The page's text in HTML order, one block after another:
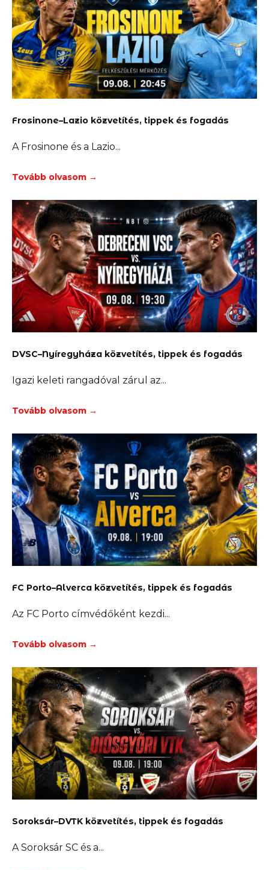
Frosinone–Lazio közvetítés, tippek és fogadás
A Frosinone és a Lazio
Tovább olvasom →
DVSC–Nyíregyháza közvetítés, tippek és fogadás
Igazi keleti rangadóval zárul az
Tovább olvasom →
FC Porto–Alverca közvetítés, tippek és fogadás
Az FC Porto címvédőként kezdi
Tovább olvasom →
Soroksár–DVTK közvetítés, tippek és fogadás
A Soroksár SC és a